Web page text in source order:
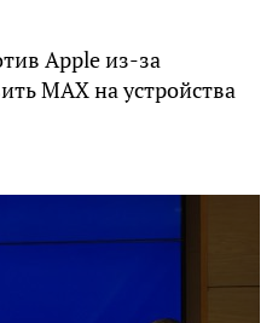
Apple из-за
MAX на устройства